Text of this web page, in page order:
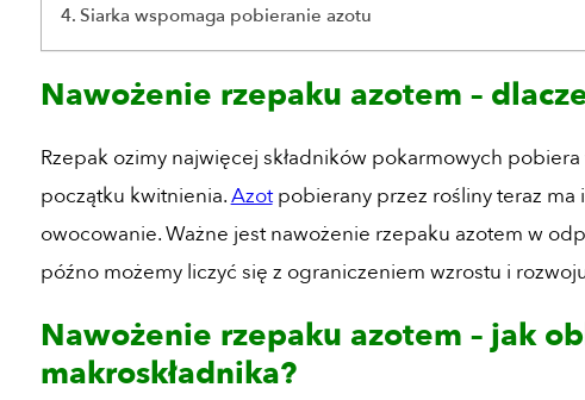
Siarka wspomaga pobieranie azotu
Nawożenie rzepaku azotem –
Rzepak ozimy najwięcej składników pokarmowych
początku kwitnienia.Azotpobierany przez rośliny teraz ma
owocowanie. Ważne jest nawożenie rzepaku azotem w
późno możemy liczyć się z ograniczeniem wzrostu i
Nawożenie rzepaku azotem – jak
makroskładnika?